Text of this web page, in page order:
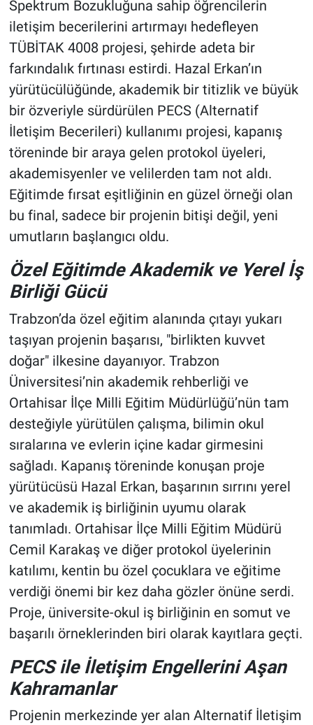
Spektrum Bozukluğuna sahip öğrencilerin
iletişim becerilerini artırmayı hedefleyen
TÜBİTAK 4008 projesi, şehirde adeta bir
farkındalık fırtınası estirdi. Hazal Erkan’ın
yürütücülüğünde, akademik bir titizlik ve büyük
bir özveriyle sürdürülen PECS (Alternatif
İletişim Becerileri) kullanımı projesi, kapanış
töreninde bir araya gelen protokol üyeleri,
akademisyenler ve velilerden tam not aldı.
Eğitimde fırsat eşitliğinin en güzel örneği olan
bu final, sadece bir projenin bitişi değil, yeni
umutların başlangıcı oldu.
Özel Eğitimde Akademik ve Yerel İş
Birliği Gücü
Trabzon’da özel eğitim alanında çıtayı yukarı
taşıyan projenin başarısı, "birlikten kuvvet
doğar" ilkesine dayanıyor. Trabzon
Üniversitesi’nin akademik rehberliği ve
Ortahisar İlçe Milli Eğitim Müdürlüğü’nün tam
desteğiyle yürütülen çalışma, bilimin okul
sıralarına ve evlerin içine kadar girmesini
sağladı. Kapanış töreninde konuşan proje
yürütücüsü Hazal Erkan, başarının sırrını yerel
ve akademik iş birliğinin uyumu olarak
tanımladı. Ortahisar İlçe Milli Eğitim Müdürü
Cemil Karakaş ve diğer protokol üyelerinin
katılımı, kentin bu özel çocuklara ve eğitime
verdiği önemi bir kez daha gözler önüne serdi.
Proje, üniversite-okul iş birliğinin en somut ve
başarılı örneklerinden biri olarak kayıtlara geçti.
PECS ile İletişim Engellerini Aşan
Kahramanlar
Projenin merkezinde yer alan Alternatif İletişim